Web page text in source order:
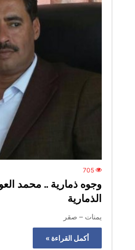
705
‏وجوه ذمارية‬ .. محمد
الذمارية
يمنات – ‏‏صقر
أكمل القراءة »